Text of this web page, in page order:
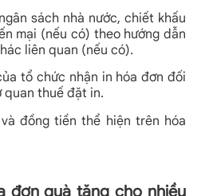
sách nhà nước, chiết khấu
mại (nếu có) theo hướng dẫn
liên quan (nếu có).
tổ chức nhận in hóa đơn đối
quan thuế đặt in.
đồng tiền thể hiện trên hóa
đơn quà tặng cho nhiều